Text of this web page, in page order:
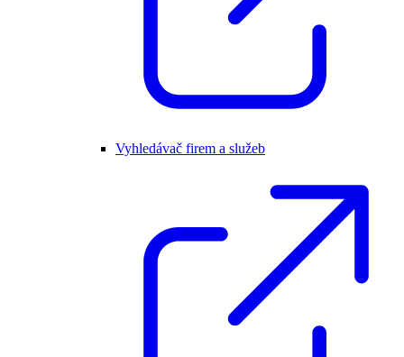
Vyhledávač firem a služeb